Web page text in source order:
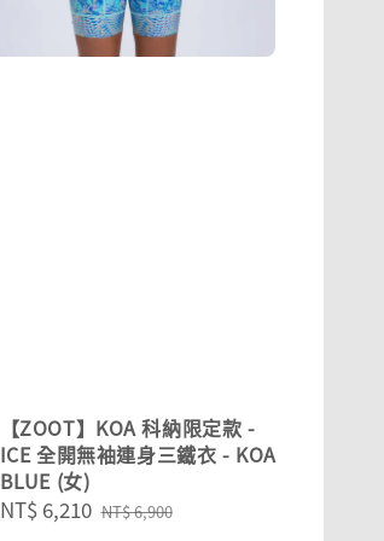
【ZOOT】KOA 科納限定款 -
ICE 全開無袖連身三鐵衣 - KOA
BLUE (女)
Sale
NT$ 6,210 Regular
NT$ 6,900